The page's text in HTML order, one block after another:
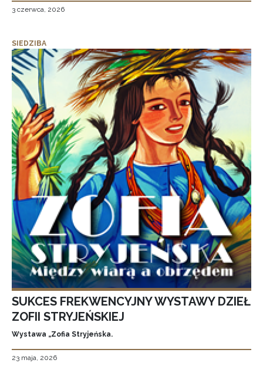
3 czerwca, 2026
SIEDZIBA
SUKCES FREKWENCYJNY WYSTAWY DZIEŁ
ZOFII STRYJEŃSKIEJ
Wystawa „Zofia Stryjeńska.
23 maja, 2026